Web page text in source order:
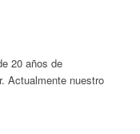
20 años de
Actualmente nuestro